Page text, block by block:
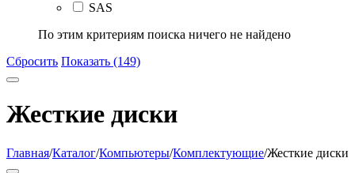
SAS
По этим критериям поиска ничего не найдено
Сбросить Показать (149)
Жесткие диски
Главная/Каталог/Компьютеры/Комплектующие/Жесткие диски